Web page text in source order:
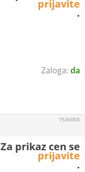
da
prijavite
.
7536005
Za prikaz cen se
prijavite
.